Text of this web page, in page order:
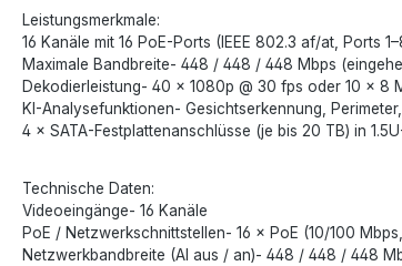
Leistungsmerkmale:
16 Kanäle mit 16 PoE-Ports (IEEE 802.3 af/at, Ports
Maximale Bandbreite- 448 / 448 / 448 Mbps
Dekodierleistung- 40 × 1080p @ 30 fps oder 10 × 8
KI-Analysefunktionen- Gesichtserkennung,
4 × SATA-Festplattenanschlüsse (je bis 20 TB) in
Technische Daten:
Videoeingänge- 16 Kanäle
PoE / Netzwerkschnittstellen- 16 × PoE (10/100
Netzwerkbandbreite (AI aus / an)- 448 / 448 / 448